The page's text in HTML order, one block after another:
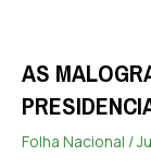
AS
Folha Nacional